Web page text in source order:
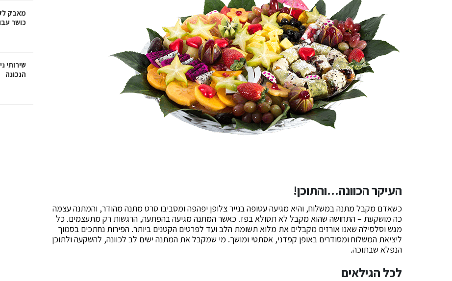
העיקר הכוונה…והתוכן!
כשאדם מקבל מתנה במשלוח, והיא מגיעה עטופה בנייר צלופן יפהפה ומסביבו סרט מתנה מהודר, והמתנה עצמה
כה מושקעת – התחושה שהוא מקבל לא תסולא בפז. כאשר המתנה מגיעה בהפתעה, הרגשות רק מתעצמים. כל
מגש וסלסילה שאנו אורזים מקבלים את מלוא תשומת הלב ועד לפרטים הקטנים ביותר. הפירות נחתכים בסמוך
ליציאת המשלוח ומסודרים באופן קפדני, אסתטי ומושך. מי שמקבל את המתנה ישים לב לכוונה, להשקעה ולתוכן
הנפלא שבתוכה.
לכל הגילאים
מאבק
כושר
שירותי
הנכונה